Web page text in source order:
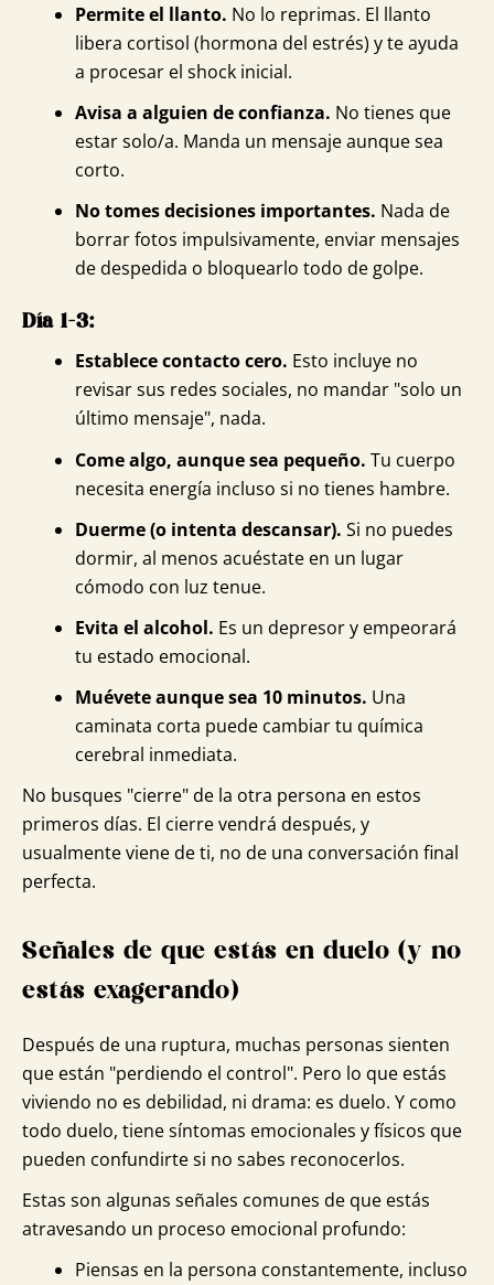
Permite el llanto. No lo reprimas. El llanto
libera cortisol (hormona del estrés) y te ayuda
a procesar el shock inicial.
Avisa a alguien de confianza. No tienes que
estar solo/a. Manda un mensaje aunque sea
corto.
No tomes decisiones importantes. Nada de
borrar fotos impulsivamente, enviar mensajes
de despedida o bloquearlo todo de golpe.
Día 1-3:
Establece contacto cero. Esto incluye no
revisar sus redes sociales, no mandar "solo un
último mensaje", nada.
Come algo, aunque sea pequeño. Tu cuerpo
necesita energía incluso si no tienes hambre.
Duerme (o intenta descansar). Si no puedes
dormir, al menos acuéstate en un lugar
cómodo con luz tenue.
Evita el alcohol. Es un depresor y empeorará
tu estado emocional.
Muévete aunque sea 10 minutos. Una
caminata corta puede cambiar tu química
cerebral inmediata.
No busques "cierre" de la otra persona en estos
primeros días. El cierre vendrá después, y
usualmente viene de ti, no de una conversación final
perfecta.
Señales de que estás en duelo (y no
estás exagerando)
Después de una ruptura, muchas personas sienten
que están "perdiendo el control". Pero lo que estás
viviendo no es debilidad, ni drama: es duelo. Y como
todo duelo, tiene síntomas emocionales y físicos que
pueden confundirte si no sabes reconocerlos.
Estas son algunas señales comunes de que estás
atravesando un proceso emocional profundo:
Piensas en la persona constantemente, incluso